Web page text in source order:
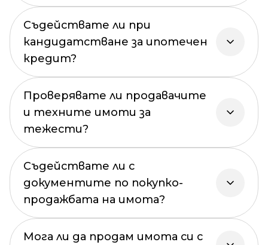
Съдействате ли при
кандидатстване за ипотечен
кредит?
Проверявате ли продавачите
и техните имоти за
тежести?
Съдействате ли с
документите по покупко-
продажбата на имота?
Мога ли да продам имота си с